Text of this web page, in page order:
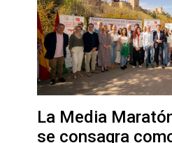
La Media
se consagra